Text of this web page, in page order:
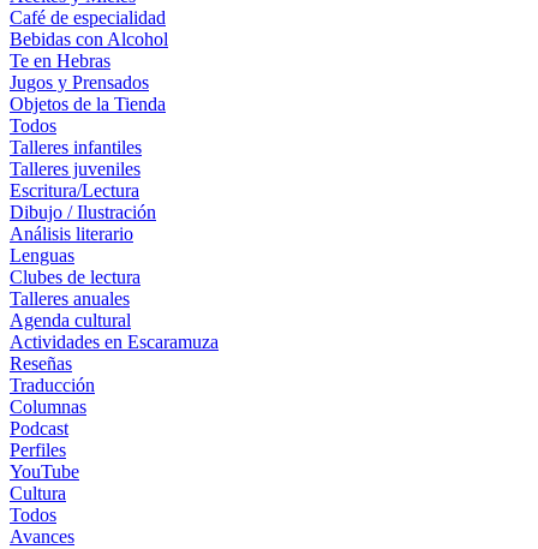
Café de especialidad
Bebidas con Alcohol
Te en Hebras
Jugos y Prensados
Objetos de la Tienda
Todos
Talleres infantiles
Talleres juveniles
Escritura/Lectura
Dibujo / Ilustración
Análisis literario
Lenguas
Clubes de lectura
Talleres anuales
Agenda cultural
Actividades en Escaramuza
Reseñas
Traducción
Columnas
Podcast
Perfiles
YouTube
Cultura
Todos
Avances